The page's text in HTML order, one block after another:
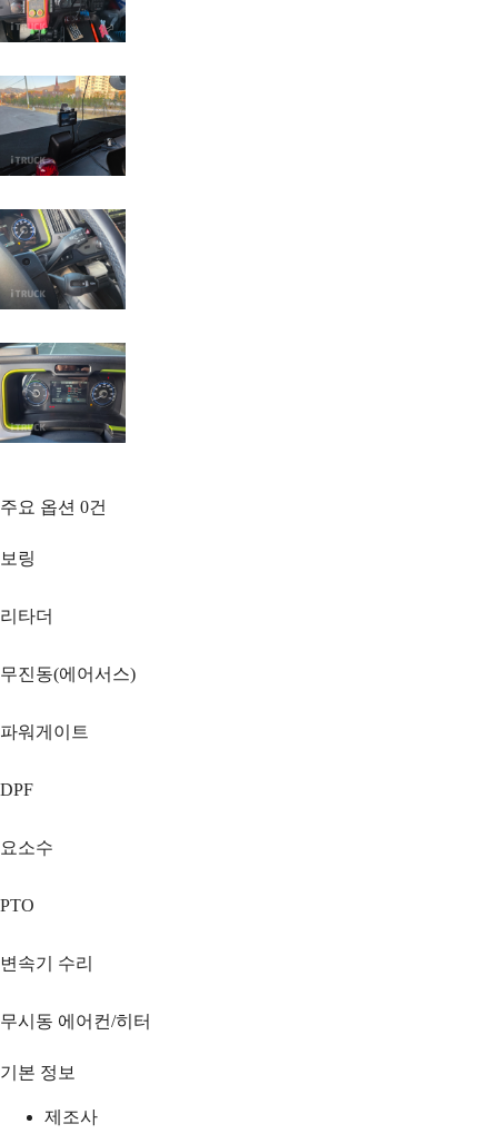
주요 옵션 0건
보링
리타더
무진동(에어서스)
파워게이트
DPF
요소수
PTO
변속기 수리
무시동 에어컨/히터
기본 정보
제조사